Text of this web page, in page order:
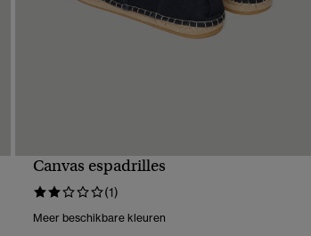
SNELLE WEERGAVE
Canvas espadrilles
(1)
Meer beschikbare kleuren